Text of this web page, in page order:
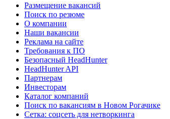
Размещение вакансий
Поиск по резюме
О компании
Наши вакансии
Реклама на сайте
Требования к ПО
Безопасный HeadHunter
HeadHunter API
Партнерам
Инвесторам
Каталог компаний
Поиск по вакансиям в Новом Рогачике
Сетка: соцсеть для нетворкинга